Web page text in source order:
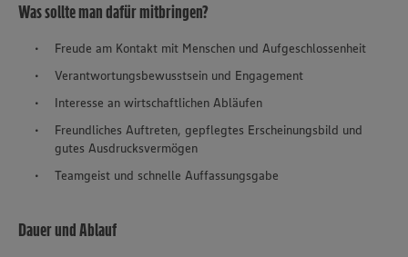
Was sollte man dafür mitbringen?
Freude am Kontakt mit Menschen und Aufgeschlossenheit
Verantwortungsbewusstsein und Engagement
Interesse an wirtschaftlichen Abläufen
Freundliches Auftreten, gepflegtes Erscheinungsbild und
gutes Ausdrucksvermögen
Teamgeist und schnelle Auffassungsgabe
Dauer und Ablauf